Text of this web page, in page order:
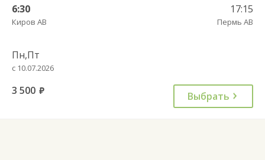
6:30
Киров АВ
17:15
Пермь АВ
Пн,Пт
с 10.07.2026
3 500 руб. Выбрать